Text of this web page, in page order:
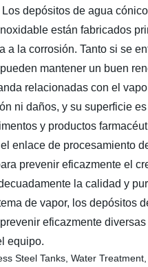
depósitos de agua
están fabricados
a la corrosión. Tanto si se
mantener un buen
relacionadas con el
ni daños, y su superficie
y productos
enlace de procesamiento
prevenir eficazmente el
la calidad y
de vapor, los depósitos
eficazmente
equipo.